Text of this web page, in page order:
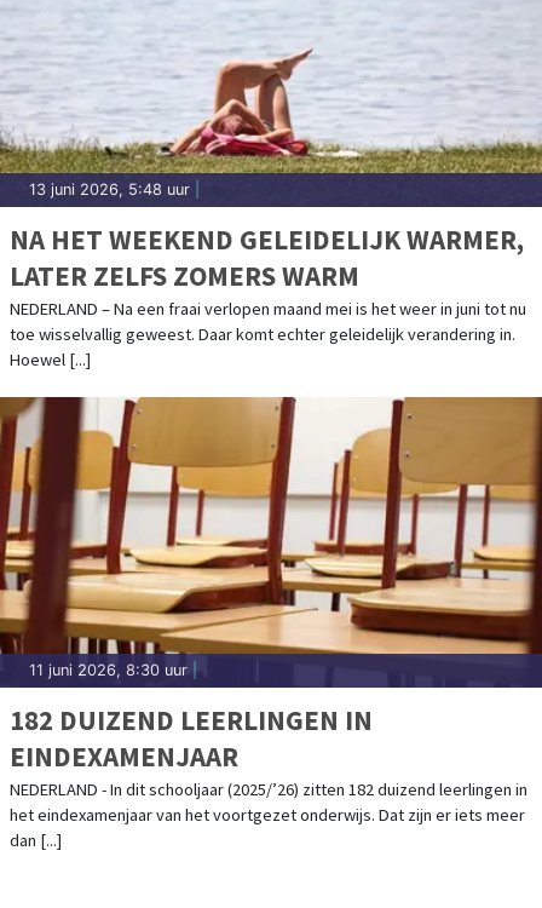
13 juni 2026, 5:48 uur
NA HET WEEKEND GELEIDELIJK WARMER,
LATER ZELFS ZOMERS WARM
NEDERLAND – Na een fraai verlopen maand mei is het weer in juni tot nu
toe wisselvallig geweest. Daar komt echter geleidelijk verandering in.
Hoewel [...]
11 juni 2026, 8:30 uur
182 DUIZEND LEERLINGEN IN
EINDEXAMENJAAR
NEDERLAND - In dit schooljaar (2025/’26) zitten 182 duizend leerlingen in
het eindexamenjaar van het voortgezet onderwijs. Dat zijn er iets meer
dan [...]